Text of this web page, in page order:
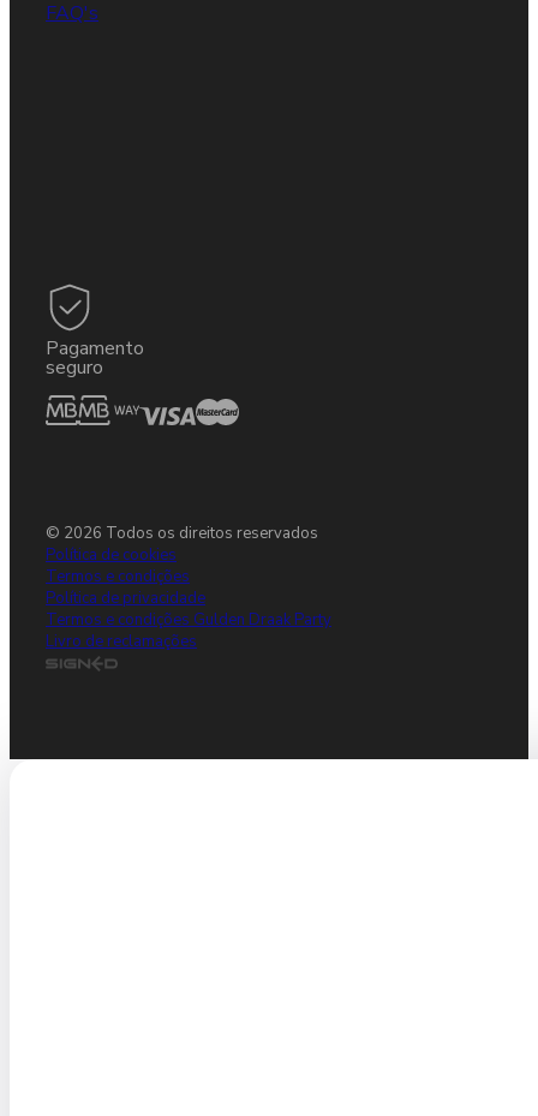
FAQ's
Pagamento
seguro
© 2026 Todos os direitos reservados
Política de cookies
Termos e condições
Política de privacidade
Termos e condições Gulden Draak Party
Livro de reclamações